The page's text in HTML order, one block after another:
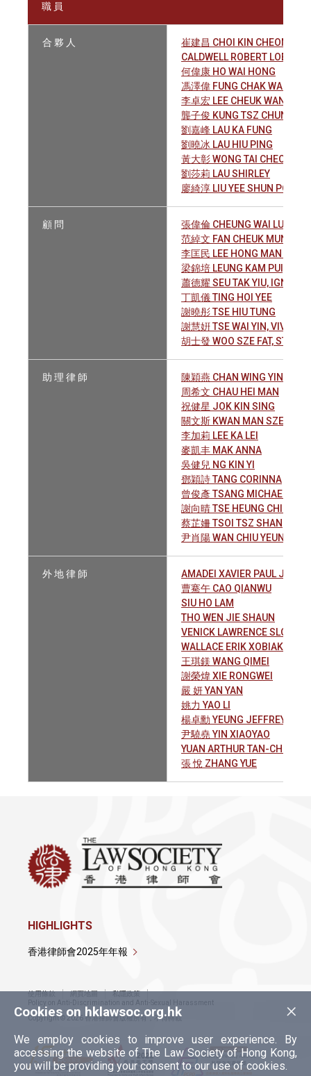
職 員
合 夥 人
崔建昌 CHOI KIN CHEONG
CALDWELL ROBERT LOEL
何偉康 HO WAI HONG
馮澤偉 FUNG CHAK WAI
李卓宏 LEE CHEUK WANG
龔子俊 KUNG TSZ CHUN
劉嘉峰 LAU KA FUNG
劉曉冰 LAU HIU PING
黃大彰 WONG TAI CHEONG,
劉莎莉 LAU SHIRLEY
廖綺淳 LIU YEE SHUN POLLY
顧 問
張偉倫 CHEUNG WAI LUN,
范綽文 FAN CHEUK MUN,
李匡民 LEE HONG MAN
梁錦培 LEUNG KAM PUI,
蕭德耀 SEU TAK YIU,
丁凱儀 TING HOI YEE
謝曉彤 TSE HIU TUNG
謝慧姸 TSE WAI YIN, VIVIAN
胡士發 WOO SZE FAT, STEVE
助 理 律 師
陳穎燕 CHAN WING YIN
周希文 CHAU HEI MAN
祝健星 JOK KIN SING
關文斯 KWAN MAN SZE
李加莉 LEE KA LEI
麥凱丰 MAK ANNA
吳健兒 NG KIN YI
鄧穎詩 TANG CORINNA
曾俊彥 TSANG MICHAEL
謝向晴 TSE HEUNG CHING
蔡芷姍 TSOI TSZ SHAN
尹肖陽 WAN CHIU YEUNG
外 地 律 師
AMADEI XAVIER PAUL
曹騫午 CAO QIANWU
SIU HO LAM
THO WEN JIE SHAUN
VENICK LAWRENCE SLOAN
WALLACE ERIK XOBIAK
王琪鎂 WANG QIMEI
謝榮煒 XIE RONGWEI
嚴 妍 YAN YAN
姚力 YAO LI
楊卓勳 YEUNG JEFFREY
尹驍堯 YIN XIAOYAO
YUAN ARTHUR TAN-CHI
張 悅 ZHANG YUE
×
Cookies on hklawsoc.org.hk
We employ cookies to improve user experience. By
accessing the website of The Law Society of Hong Kong,
you will be providing your consent to our use of cookies.
HIGHLIGHTS
香港律師會2025年年報
使用條款 網頁地圖
私隱政策
Policy on Anti-Discrimination and Anti-Sexual Harassment
Copyright © 2026 香港律師會版權所有，不得轉載